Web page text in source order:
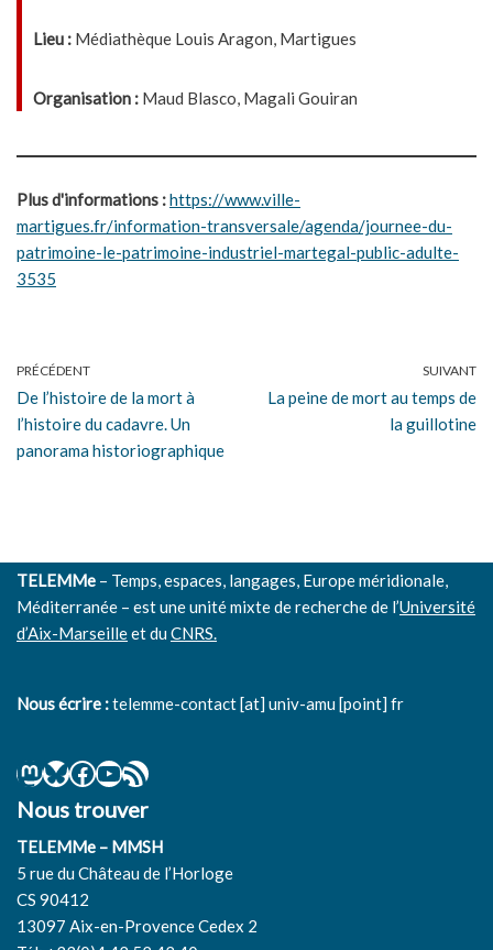
Lieu : Médiathèque Louis Aragon, Martigues
Organisation : Maud Blasco, Magali Gouiran
Plus d'informations :https://www.ville-
martigues.fr/information-transversale/agenda/journee-du-
patrimoine-le-patrimoine-industriel-martegal-public-adulte-
3535
PRÉCÉDENT
De l’histoire de la mort à
l’histoire du cadavre. Un
panorama historiographique
SUIVANT
La peine de mort au temps de
la guillotine
TELEMMe – Temps, espaces, langages, Europe méridionale,
Méditerranée – est une unité mixte de recherche de l’Université
d’Aix-Marseilleet duCNRS.
Nous écrire :telemme-contact [at] univ-amu [point] fr
Nous trouver
TELEMMe – MMSH
5 rue du Château de l’Horloge
CS 90412
13097 Aix-en-Provence Cedex 2